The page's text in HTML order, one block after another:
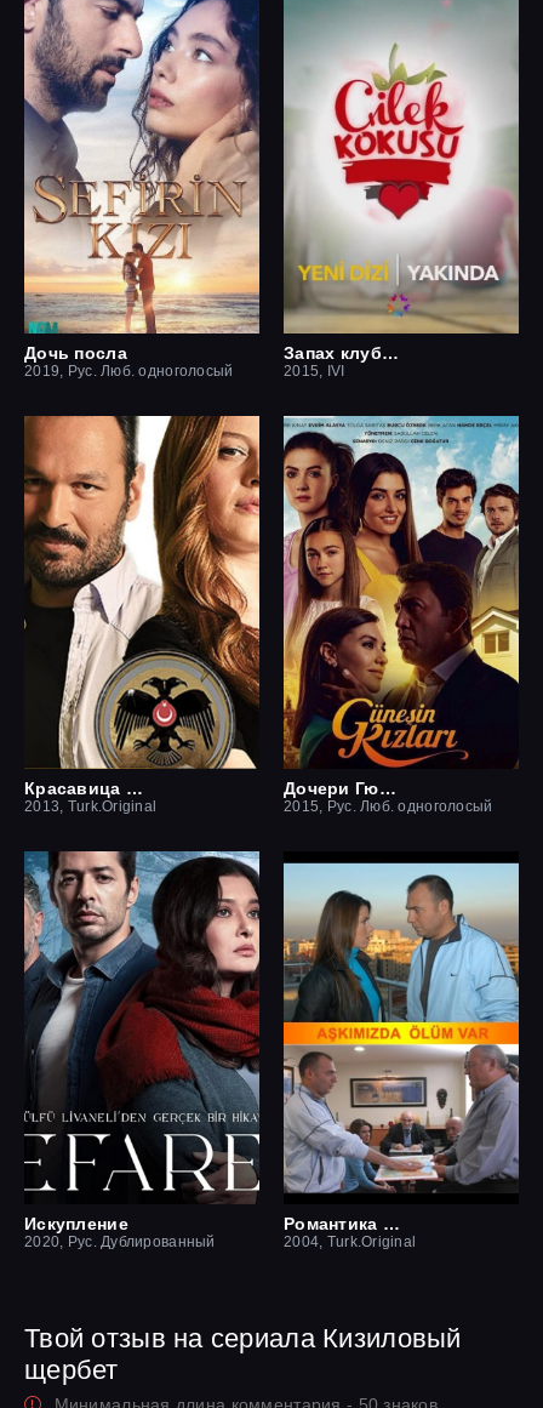
Дочь посла
2019, Рус. Люб. одноголосый
Запах клубники
2015, IVI
Красавица и чудовище
2013, Turk.Original
Дочери Гюнеш
2015, Рус. Люб. одноголосый
Искупление
2020, Рус. Дублированный
Романтика смерти
2004, Turk.Original
Твой отзыв на сериала Кизиловый
щербет